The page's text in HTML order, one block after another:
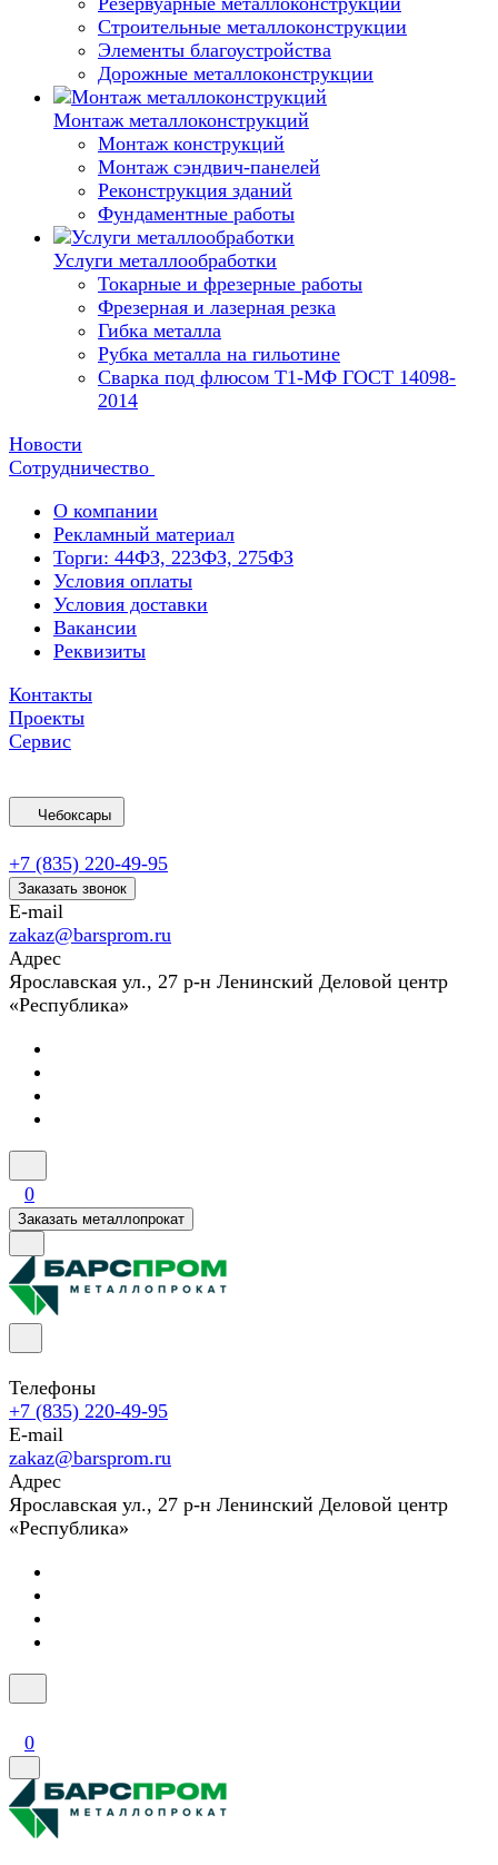
Строительные металлоконструкции
Элементы благоустройства
Дорожные металлоконструкции
Монтаж металлоконструкций
Монтаж конструкций
Монтаж сэндвич-панелей
Реконструкция зданий
Фундаментные работы
Услуги металлообработки
Токарные и фрезерные работы
Фрезерная и лазерная резка
Гибка металла
Рубка металла на гильотине
Сварка под флюсом Т1-МФ ГОСТ 14098-
2014
Новости
Сотрудничество
О компании
Рекламный материал
Торги: 44ФЗ, 223ФЗ, 275ФЗ
Условия оплаты
Условия доставки
Вакансии
Реквизиты
Контакты
Проекты
Сервис
Чебоксары
+7 (835) 220-49-95
Заказать звонок
E-mail
zakaz@barsprom.ru
Адрес
Ярославская ул., 27 р-н Ленинский Деловой центр
«Республика»
0
Заказать металлопрокат
Телефоны
+7 (835) 220-49-95
E-mail
zakaz@barsprom.ru
Адрес
Ярославская ул., 27 р-н Ленинский Деловой центр
«Республика»
0